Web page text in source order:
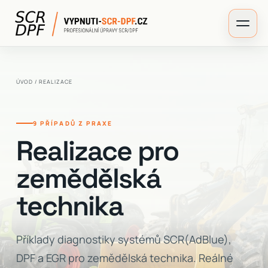
ÚVOD / REALIZACE
9 PŘÍPADŮ Z PRAXE
Realizace pro
zemědělská
technika
Příklady diagnostiky systémů SCR(AdBlue),
DPF a EGR pro zemědělská technika. Reálné